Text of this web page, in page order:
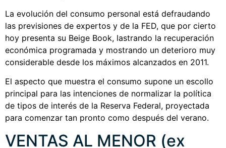
La evolución del consumo personal está defraudando
las previsiones de expertos y de la FED, que por cierto
hoy presenta su Beige Book, lastrando la recuperación
económica programada y mostrando un deterioro muy
considerable desde los máximos alcanzados en 2011.
El aspecto que muestra el consumo supone un escollo
principal para las intenciones de normalizar la política
de tipos de interés de la Reserva Federal, proyectada
para comenzar tan pronto como después del verano.
VENTAS AL MENOR (ex